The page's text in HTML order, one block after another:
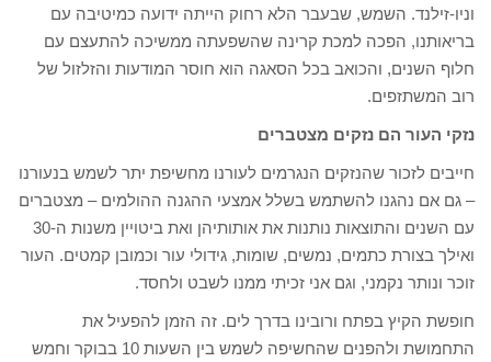
וניו-זילנד. השמש, שבעבר הלא רחוק הייתה ידועה כמיטיבה עם
בריאותנו, הפכה למכת קרינה שהשפעתה ממשיכה להתעצם עם
חלוף השנים, והכואב בכל הסאגה הוא חוסר המודעות והזלזול של
רוב המשתזפים.
נזקי העור הם נזקים מצטברים
חייבים לזכור שהנזקים הנגרמים לעורנו מחשיפת יתר לשמש בנעורנו
– גם אם נהגנו להשתמש בשלל אמצעי ההגנה ההולמים – מצטברים
עם השנים והתוצאות נותנות את אותותיהן ואת ביטויין משנות ה-30
ואילך בצורת כתמים, נמשים, שומות, גידולי עור וכמובן קמטים. העור
זוכר ונותר נקמני, וגם אני זכיתי ממנו לשבט ולחסד.
חופשת הקיץ בפתח ורובינו בדרך לים. זה הזמן להפעיל את
התחמושת ולהפנים שהחשיפה לשמש בין השעות 10 בבוקר וחמש